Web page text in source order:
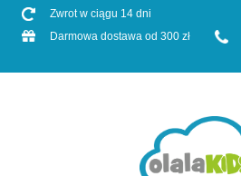
Zwrot w ciągu 14 dni
Darmowa dostawa od 300 zł